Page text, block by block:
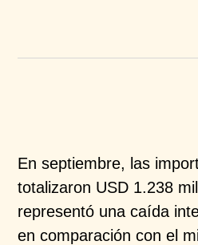
En septiembre, las
totalizaron USD 1.238
representó una caída
en comparación con el